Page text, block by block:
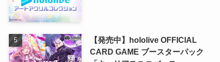
【発売中】hololive OFFICIAL
CARD GAME ブースターパック